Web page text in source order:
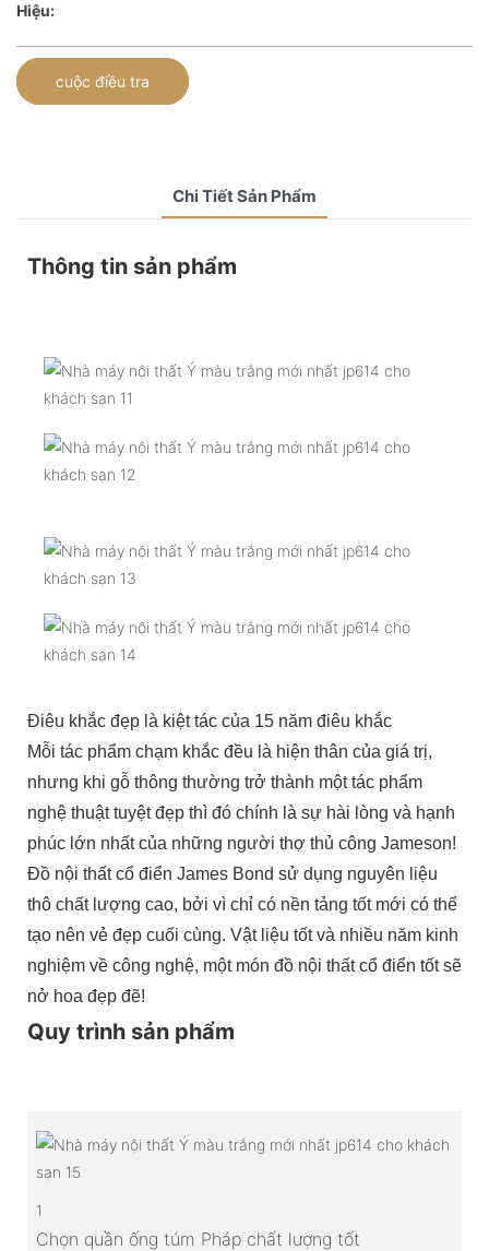
Hiệu:
cuộc điều tra
Chi Tiết Sản Phẩm
Thông tin sản phẩm
Điêu khắc đẹp là kiệt tác của 15 năm điêu khắc
Mỗi tác phẩm chạm khắc đều là hiện thân của giá trị,
nhưng khi gỗ thông thường trở thành một tác phẩm
nghệ thuật tuyệt đẹp thì đó chính là sự hài lòng và hạnh
phúc lớn nhất của những người thợ thủ công Jameson!
Đồ nội thất cổ điển James Bond sử dụng nguyên liệu
thô chất lượng cao, bởi vì chỉ có nền tảng tốt mới có thể
tạo nên vẻ đẹp cuối cùng. Vật liệu tốt và nhiều năm kinh
nghiệm về công nghệ, một món đồ nội thất cổ điển tốt sẽ
nở hoa đẹp đẽ!
Quy trình sản phẩm
1
Chọn quần ống túm Pháp chất lượng tốt